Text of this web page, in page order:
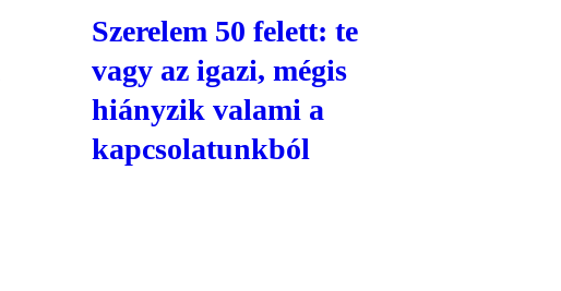
Szerelem 50 felett: te
vagy az igazi, mégis
hiányzik valami a
kapcsolatunkból